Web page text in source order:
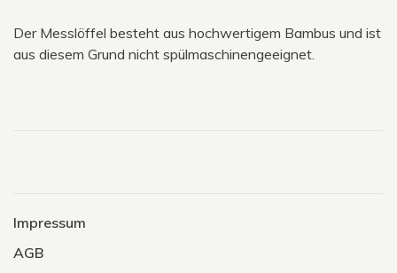
Der Messlöffel besteht aus hochwertigem Bambus und ist
aus diesem Grund nicht spülmaschinengeeignet.
Impressum
AGB